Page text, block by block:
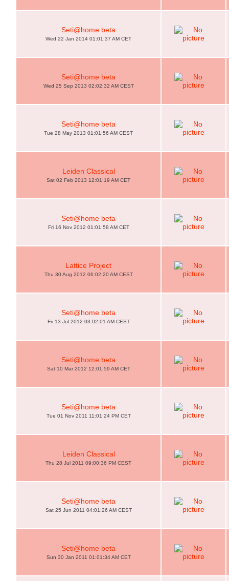
Seti@home beta
Wed 22 Jan 2014 01:01:37 AM CET
Seti@home beta
Wed 25 Sep 2013 02:02:32 AM CEST
Seti@home beta
Tue 28 May 2013 01:01:56 AM CEST
Leiden Classical
Sat 02 Feb 2013 12:01:19 AM CET
Seti@home beta
Fri 16 Nov 2012 01:01:58 AM CET
Lattice Project
Thu 30 Aug 2012 06:02:20 AM CEST
Seti@home beta
Fri 13 Jul 2012 03:02:01 AM CEST
Seti@home beta
Sat 10 Mar 2012 12:01:59 AM CET
Seti@home beta
Tue 01 Nov 2011 11:01:24 PM CET
Leiden Classical
Thu 28 Jul 2011 09:00:36 PM CEST
Seti@home beta
Sat 25 Jun 2011 04:01:26 AM CEST
Seti@home beta
Sun 30 Jan 2011 01:01:34 AM CET